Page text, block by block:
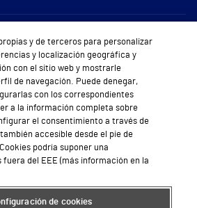
Sobre Vithas
Quiénes somos
en Vithas
Cita Médica
Atención al Cliente
y salud en el trabajo
a Supervita
y de terceros para personalizar
y localización geográfica y
con el sitio web y mostrarle
de navegación. Puede denegar,
con los correspondientes
a la información completa sobre
el consentimiento a través de
accesible desde el pie de
podría suponer una
del EEE (más información en la
de cookies